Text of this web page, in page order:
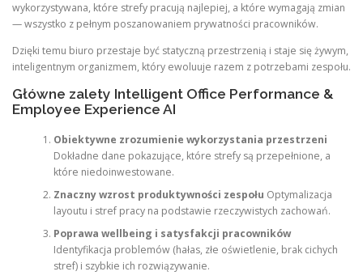
wykorzystywana, które strefy pracują najlepiej, a które wymagają zmian
— wszystko z pełnym poszanowaniem prywatności pracowników.
Dzięki temu biuro przestaje być statyczną przestrzenią i staje się żywym,
inteligentnym organizmem, który ewoluuje razem z potrzebami zespołu.
Główne zalety Intelligent Office Performance &
Employee Experience AI
Obiektywne zrozumienie wykorzystania przestrzeni
Dokładne dane pokazujące, które strefy są przepełnione, a
które niedoinwestowane.
Znaczny wzrost produktywności zespołu Optymalizacja
layoutu i stref pracy na podstawie rzeczywistych zachowań.
Poprawa wellbeing i satysfakcji pracowników
Identyfikacja problemów (hałas, złe oświetlenie, brak cichych
stref) i szybkie ich rozwiązywanie.